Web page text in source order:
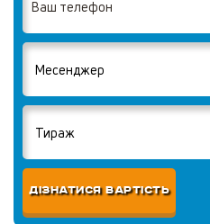
ДІЗНАТИСЯ ВАРТІСТЬ